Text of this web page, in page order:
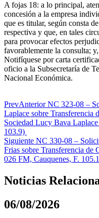
A fojas 18: a lo principal,
concesión a la empresa
que es titular, según consta
respectiva y que, en tales
para provocar efectos
favorablemente la consulta;
Notifíquese por carta
oficio a la Subsecretaría de
Nacional Económica.
PrevAnteriorNC 323-08 –
Laplace sobre Transferencia
Sociedad Lucy Bava
103.9)
Siguiente NC 330-08 –
Frias sobre Transferencia
026 FM, Cauquenes, F.
Noticias
06/08/2026